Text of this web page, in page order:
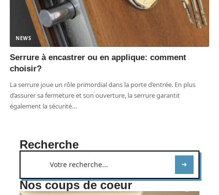
NEWS
Serrure à encastrer ou en applique: comment
choisir?
La serrure joue un rôle primordial dans la porte d’entrée. En plus
d’assurer sa fermeture et son ouverture, la serrure garantit
également la sécurité…
Recherche
Nos coups de coeur